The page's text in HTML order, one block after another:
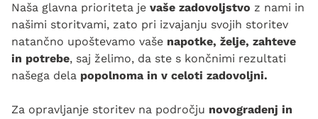
Naša glavna prioriteta je vaše zadovoljstvo z nami in
našimi storitvami, zato pri izvajanju svojih storitev
natančno upoštevamo vaše napotke, želje, zahteve
in potrebe, saj želimo, da ste s končnimi rezultati
našega dela popolnoma in v celoti zadovoljni.
Za opravljanje storitev na področju novogradenj in